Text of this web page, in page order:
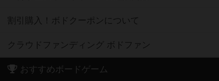
割引購入！ボドクーポンについて
クラウドファンディング ボドファン
おすすめボードゲーム